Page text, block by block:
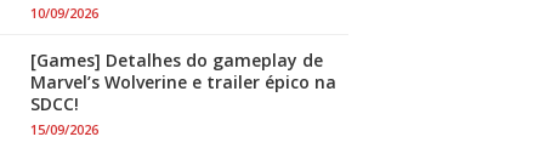
10/09/2026
[Games] Detalhes do gameplay de
Marvel’s Wolverine e trailer épico na
SDCC!
15/09/2026